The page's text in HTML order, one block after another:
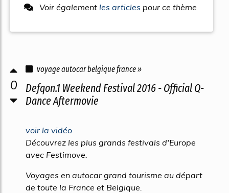
Voir également les articles pour ce thème
0
voyage autocar belgique france »
Defqon.1 Weekend Festival 2016 - Official Q-
Dance Aftermovie
voir la vidéo
Découvrez les plus grands festivals d'Europe
avec Festimove.
Voyages en autocar grand tourisme au départ
de toute la France et Belgique.